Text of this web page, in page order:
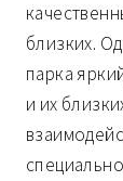
близких.
парка
и их